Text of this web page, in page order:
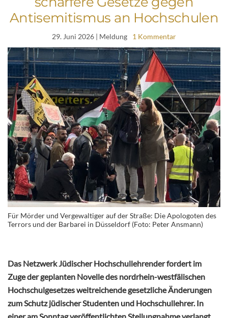
Antisemitismus an Hochschulen
29. Juni 2026 | Meldung 1 Kommentar
Für Mörder und Vergewaltiger auf der Straße: Die Apologoten des
Terrors und der Barbarei in Düsseldorf (Foto: Peter Ansmann)
Das Netzwerk Jüdischer Hochschullehrender fordert im
Zuge der geplanten Novelle des nordrhein-westfälischen
Hochschulgesetzes weitreichende gesetzliche Änderungen
zum Schutz jüdischer Studenten und Hochschullehrer. In